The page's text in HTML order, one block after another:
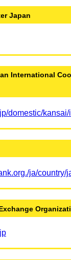
Japan
International
domestic/kansai/
ja/country/